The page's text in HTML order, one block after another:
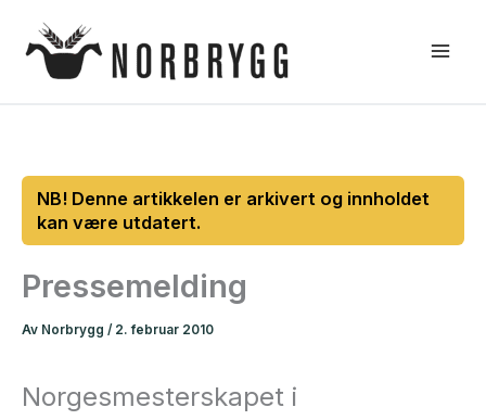
rett
Pressemelding
Av Norbrygg / 2. februar 2010
Norgesmesterskapet i